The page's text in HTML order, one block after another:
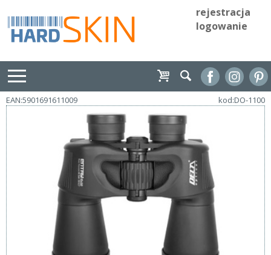
rejestracja
logowanie
EAN:5901691611009 kod:DO-1100